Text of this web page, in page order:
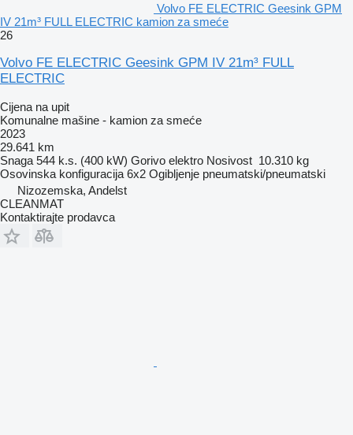
Volvo FE ELECTRIC Geesink GPM
IV 21m³ FULL ELECTRIC kamion za smeće
26
Volvo FE ELECTRIC Geesink GPM IV 21m³ FULL
ELECTRIC
Cijena na upit
Komunalne mašine - kamion za smeće
2023
29.641 km
Snaga 544 k.s. (400 kW) Gorivo elektro Nosivost 10.310 kg
Osovinska konfiguracija 6x2 Ogibljenje pneumatski/pneumatski
Nizozemska, Andelst
CLEANMAT
Kontaktirajte prodavca